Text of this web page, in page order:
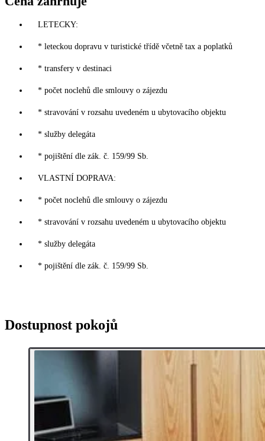
LETECKY:
* leteckou dopravu v turistické třídě včetně tax a poplatků
* transfery v destinaci
* počet noclehů dle smlouvy o zájezdu
* stravování v rozsahu uvedeném u ubytovacího objektu
* služby delegáta
* pojištění dle zák. č. 159/99 Sb.
VLASTNÍ DOPRAVA:
* počet noclehů dle smlouvy o zájezdu
* stravování v rozsahu uvedeném u ubytovacího objektu
* služby delegáta
* pojištění dle zák. č. 159/99 Sb.
Dostupnost pokojů